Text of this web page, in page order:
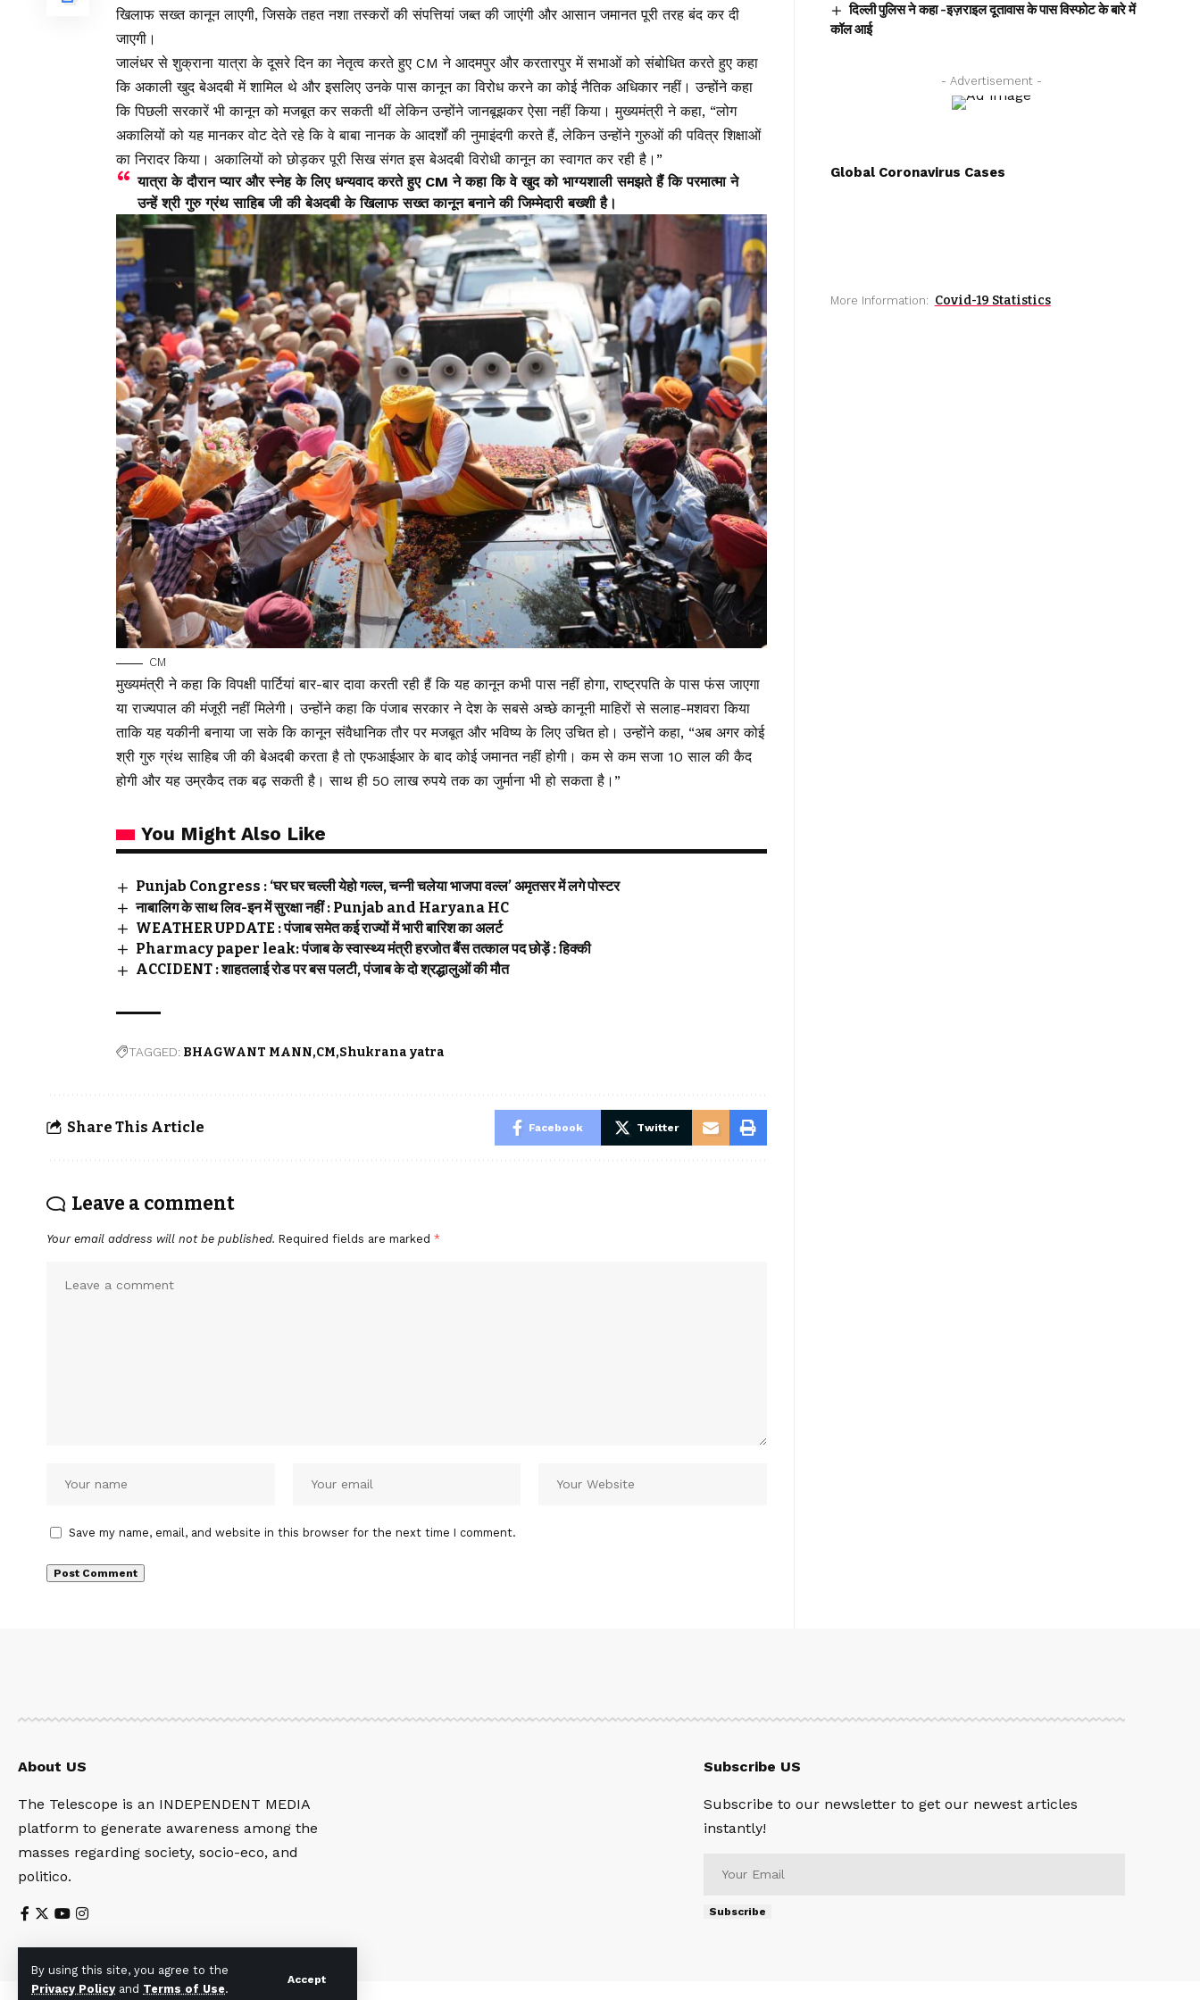
By using this site, you agree to the
Privacy Policy and Terms of Use.
Accept
खिलाफ सख्त कानून लाएगी, जिसके तहत नशा तस्करों की संपत्तियां जब्त की जाएंगी और आसान जमानत पूरी तरह बंद कर दी
जाएगी।
जालंधर से शुक्राना यात्रा के दूसरे दिन का नेतृत्व करते हुए CM ने आदमपुर और करतारपुर में सभाओं को संबोधित करते हुए कहा
कि अकाली खुद बेअदबी में शामिल थे और इसलिए उनके पास कानून का विरोध करने का कोई नैतिक अधिकार नहीं। उन्होंने कहा
कि पिछली सरकारें भी कानून को मजबूत कर सकती थीं लेकिन उन्होंने जानबूझकर ऐसा नहीं किया। मुख्यमंत्री ने कहा, “लोग
अकालियों को यह मानकर वोट देते रहे कि वे बाबा नानक के आदर्शों की नुमाइंदगी करते हैं, लेकिन उन्होंने गुरुओं की पवित्र शिक्षाओं
का निरादर किया। अकालियों को छोड़कर पूरी सिख संगत इस बेअदबी विरोधी कानून का स्वागत कर रही है।”
यात्रा के दौरान प्यार और स्नेह के लिए धन्यवाद करते हुए CM ने कहा कि वे खुद को भाग्यशाली समझते हैं कि परमात्मा ने
उन्हें श्री गुरु ग्रंथ साहिब जी की बेअदबी के खिलाफ सख्त कानून बनाने की जिम्मेदारी बख्शी है।
CM
मुख्यमंत्री ने कहा कि विपक्षी पार्टियां बार-बार दावा करती रही हैं कि यह कानून कभी पास नहीं होगा, राष्ट्रपति के पास फंस जाएगा
या राज्यपाल की मंजूरी नहीं मिलेगी। उन्होंने कहा कि पंजाब सरकार ने देश के सबसे अच्छे कानूनी माहिरों से सलाह-मशवरा किया
ताकि यह यकीनी बनाया जा सके कि कानून संवैधानिक तौर पर मजबूत और भविष्य के लिए उचित हो। उन्होंने कहा, “अब अगर कोई
श्री गुरु ग्रंथ साहिब जी की बेअदबी करता है तो एफआईआर के बाद कोई जमानत नहीं होगी। कम से कम सजा 10 साल की कैद
होगी और यह उम्रकैद तक बढ़ सकती है। साथ ही 50 लाख रुपये तक का जुर्माना भी हो सकता है।”
You Might Also Like
Punjab Congress : ‘घर घर चल्ली येहो गल्ल, चन्नी चलेया भाजपा वल्ल’ अमृतसर में लगे पोस्टर
नाबालिग के साथ लिव-इन में सुरक्षा नहीं : Punjab and Haryana HC
WEATHER UPDATE : पंजाब समेत कई राज्यों में भारी बारिश का अलर्ट
Pharmacy paper leak: पंजाब के स्वास्थ्य मंत्री हरजोत बैंस तत्काल पद छोड़ें : हिक्की
ACCIDENT : शाहतलाई रोड पर बस पलटी, पंजाब के दो श्रद्धालुओं की मौत
TAGGED: BHAGWANT MANN CM Shukrana yatra
Share This Article Facebook Twitter
Leave a comment
Your email address will not be published. Required fields are marked *
Save my name, email, and website in this browser for the next time I comment.
दिल्ली पुलिस ने कहा -इज़राइल दूतावास के पास विस्फोट के बारे में
कॉल आई
- Advertisement -
Global Coronavirus Cases
More Information: Covid-19 Statistics
About US
The Telescope is an INDEPENDENT MEDIA
platform to generate awareness among the
masses regarding society, socio-eco, and
politico.
Subscribe US
Subscribe to our newsletter to get our newest articles
instantly!
Subscribe